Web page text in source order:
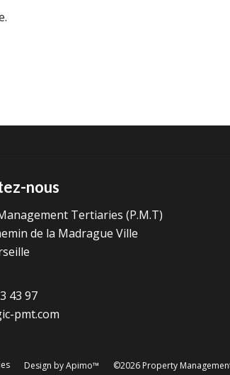
nous
Tertiaries (P.M.T)
de la Madrague Ville
43 97
pmt.com
Design byApimo™ ©2026 Property